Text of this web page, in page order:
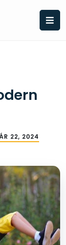
22, 2024